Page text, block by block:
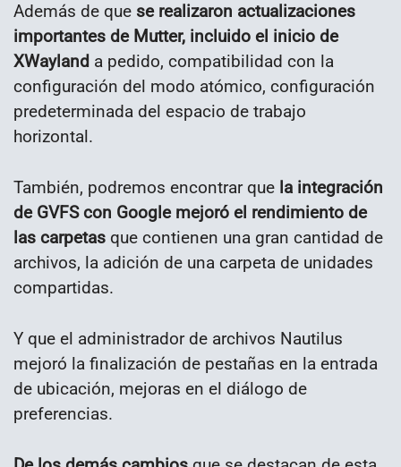
Además de que se realizaron actualizaciones
importantes de Mutter, incluido el inicio de
XWayland a pedido, compatibilidad con la
configuración del modo atómico, configuración
predeterminada del espacio de trabajo
horizontal.
También, podremos encontrar que la integración
de GVFS con Google mejoró el rendimiento de
las carpetas que contienen una gran cantidad de
archivos, la adición de una carpeta de unidades
compartidas.
Y que el administrador de archivos Nautilus
mejoró la finalización de pestañas en la entrada
de ubicación, mejoras en el diálogo de
preferencias.